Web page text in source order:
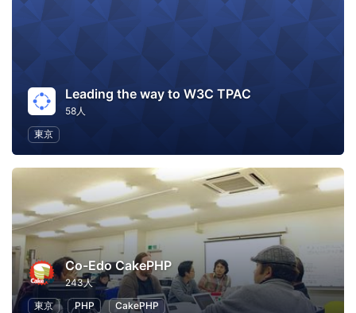
Leading the way to W3C TPAC
58人
東京
Co-Edo CakePHP
243人
東京
PHP CakePHP